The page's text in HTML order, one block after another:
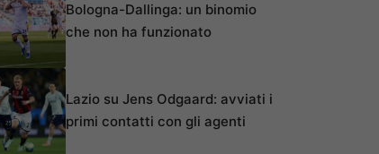
Bologna-Dallinga: un binomio
che non ha funzionato
Lazio su Jens Odgaard: avviati i
primi contatti con gli agenti